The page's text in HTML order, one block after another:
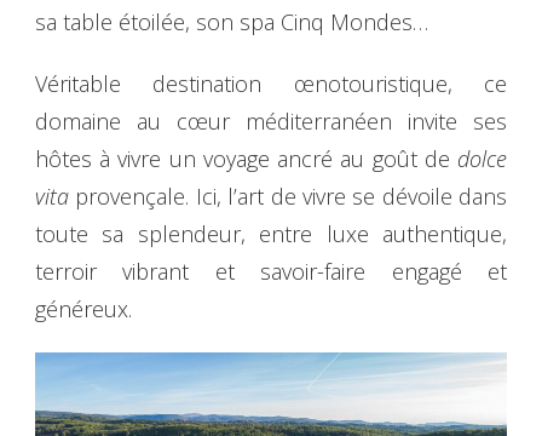
sa table étoilée, son spa Cinq Mondes…
Véritable destination œnotouristique, ce
domaine au cœur méditerranéen invite ses
hôtes à vivre un voyage ancré au goût de dolce
vita provençale. Ici, l’art de vivre se dévoile dans
toute sa splendeur, entre luxe authentique,
terroir vibrant et savoir-faire engagé et
généreux.